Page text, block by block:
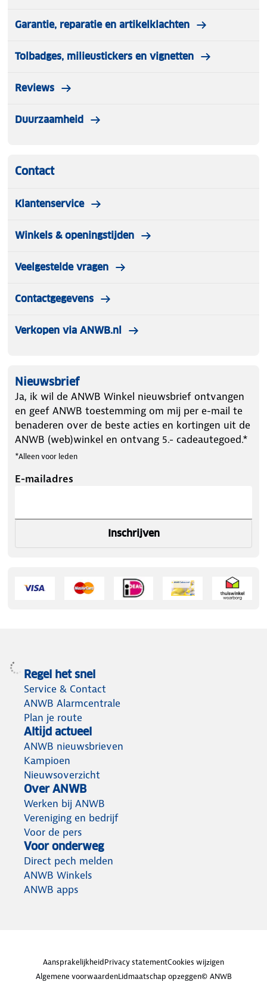
Garantie, reparatie en artikelklachten
Tolbadges, milieustickers en vignetten
Reviews
Duurzaamheid
Contact
Klantenservice
Winkels & openingstijden
Veelgestelde vragen
Contactgegevens
Verkopen via ANWB.nl
Nieuwsbrief
Ja, ik wil de ANWB Winkel nieuwsbrief ontvangen
en geef ANWB toestemming om mij per e-mail te
benaderen over de beste acties en kortingen uit de
ANWB (web)winkel en ontvang 5.- cadeautegoed.*
*Alleen voor leden
E-mailadres
Inschrijven
Regel het snel
Service & Contact
ANWB Alarmcentrale
Plan je route
Altijd actueel
ANWB nieuwsbrieven
Kampioen
Nieuwsoverzicht
Over ANWB
Werken bij ANWB
Vereniging en bedrijf
Voor de pers
Voor onderweg
Direct pech melden
ANWB Winkels
ANWB apps
AansprakelijkheidPrivacy statementCookies wijzigen
Algemene voorwaardenLidmaatschap opzeggen© ANWB